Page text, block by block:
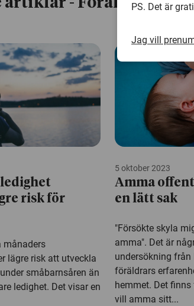
artiklar -
risk för
månaders
lägre risk att utveckla
småbarnsåren än
ledighet. Det visar en
5 oktober 2023
Amma
en lätt sak
"Försökte skyla
amma". Det är
undersökning
föräldrars
hemmet. Det
vill amma sitt...
PS. Det är
Jag vill